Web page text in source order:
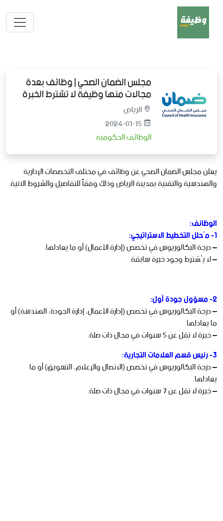
مجلس الضمان الصحي | وظائف بعدة
مجالات منها وظيفة لا تشترط الخبرة
الرياض
2024-01-15
الوظائف الحكوميه
يعلن مجلس الضمان الصحي عن وظائف في مختلف التخصصات الإدارية
والهندسية والتقنية بمدينة الرياض وذلك وفقاً للتفاصيل والشروط الآتية.
الوظائف:
1- مُحلل التخطيط الاستراتيجي:
– درجة البكالوريوس في تخصص (إدارة الأعمال) أو ما يعادلها.
– لا يُشترط وجود خبرة سابقة.
2- مسؤول جودة أول:
– درجة البكالوريوس في تخصص (إدارة الأعمال، إدارة الجودة، الهندسة) أو
ما يعادلها.
– خبرة لا تقل عن 5 سنوات في مجال ذات صلة.
3- رئيس قسم العلامات التجارية:
– درجة البكالوريوس في تخصص (الاتصال والإعلام، التسويق) أو ما
يعادلها.
– خبرة لا تقل عن 7 سنوات في مجال ذات صلة.